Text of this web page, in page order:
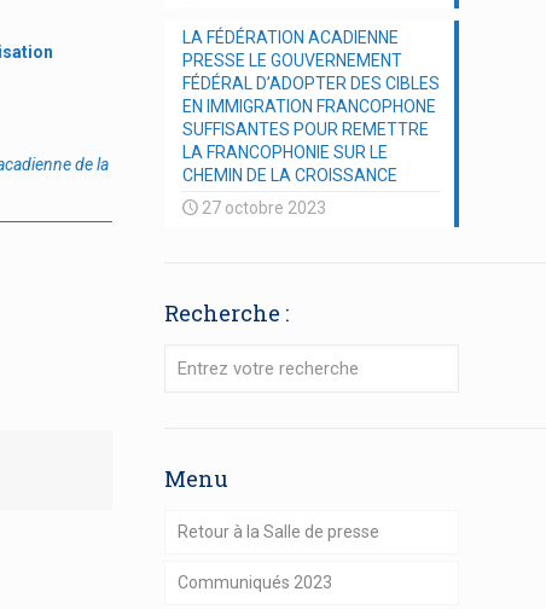
de la
LA FÉDÉRATION ACADIENNE
PRESSE LE GOUVERNEMENT
FÉDÉRAL D’ADOPTER DES CIBLES
EN IMMIGRATION FRANCOPHONE
SUFFISANTES POUR REMETTRE
LA FRANCOPHONIE SUR LE
CHEMIN DE LA CROISSANCE
27 octobre 2023
Recherche :
Menu
Retour à la Salle de presse
Communiqués 2023